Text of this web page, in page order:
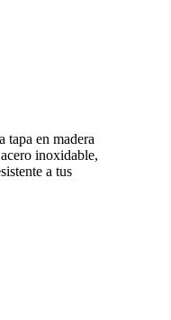
tapa en madera
inoxidable,
a tus